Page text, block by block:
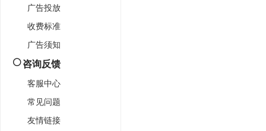
广告投放
收费标准
广告须知
咨询反馈
客服中心
常见问题
友情链接